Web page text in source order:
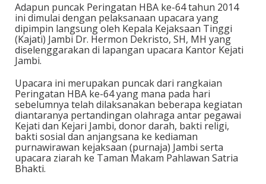
Adapun puncak Peringatan HBA ke-64 tahun 2014
ini dimulai dengan pelaksanaan upacara yang
dipimpin langsung oleh Kepala Kejaksaan Tinggi
(Kajati) Jambi Dr. Hermon Dekristo, SH, MH yang
diselenggarakan di lapangan upacara Kantor Kejati
Jambi.
Upacara ini merupakan puncak dari rangkaian
Peringatan HBA ke-64 yang mana pada hari
sebelumnya telah dilaksanakan beberapa kegiatan
diantaranya pertandingan olahraga antar pegawai
Kejati dan Kejari Jambi, donor darah, bakti religi,
bakti sosial dan anjangsana ke kediaman
purnawirawan kejaksaan (purnaja) Jambi serta
upacara ziarah ke Taman Makam Pahlawan Satria
Bhakti.